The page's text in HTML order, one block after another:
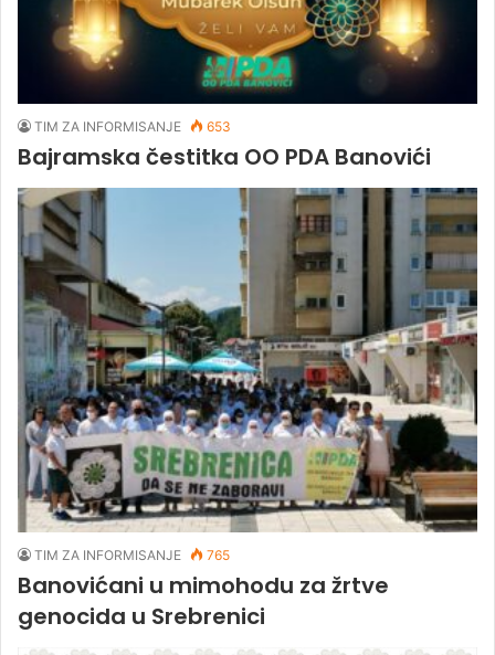
TIM ZA INFORMISANJE 653
Bajramska čestitka OO PDA Banovići
TIM ZA INFORMISANJE 765
Banovićani u mimohodu za žrtve
genocida u Srebrenici